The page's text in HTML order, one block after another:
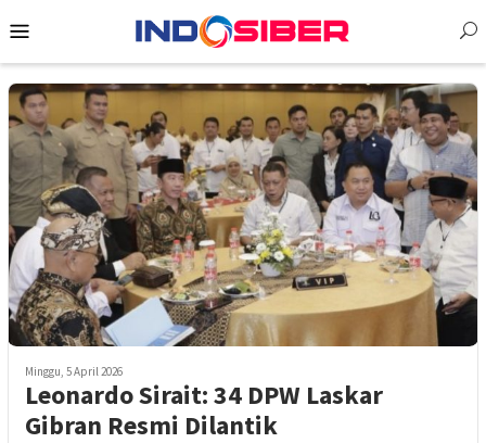
ke
Mobile
Minggu, 5 April 2026
Leonardo Sirait: 34 DPW Laskar
Gibran Resmi Dilantik